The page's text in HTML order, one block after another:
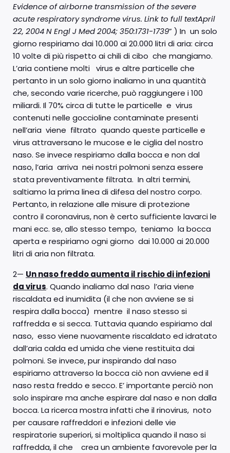
Evidence of airborne transmission of the severe
acute respiratory syndrome virus. Link to full textApril
22, 2004 N Engl J Med 2004; 350:1731-1739” ) In un solo
giorno respiriamo dai 10.000 ai 20.000 litri di aria: circa
10 volte di più rispetto ai chili di cibo che mangiamo.
L’aria contiene molti virus e altre particelle che
pertanto in un solo giorno inaliamo in una quantità
che, secondo varie ricerche, può raggiungere i 100
miliardi. Il 70% circa di tutte le particelle e virus
contenuti nelle goccioline contaminate presenti
nell’aria viene filtrato quando queste particelle e
virus attraversano le mucose e le ciglia del nostro
naso. Se invece respiriamo dalla bocca e non dal
naso, l’aria arriva nei nostri polmoni senza essere
stata preventivamente filtrata. In altri termini,
saltiamo la prima linea di difesa del nostro corpo.
Pertanto, in relazione alle misure di protezione
contro il coronavirus, non è certo sufficiente lavarci le
mani ecc. se, allo stesso tempo, teniamo la bocca
aperta e respiriamo ogni giorno dai 10.000 ai 20.000
litri di aria non filtrata.
2— Un naso freddo aumenta il rischio di infezioni
da virus. Quando inaliamo dal naso l’aria viene
riscaldata ed inumidita (il che non avviene se si
respira dalla bocca) mentre il naso stesso si
raffredda e si secca. Tuttavia quando espiriamo dal
naso, esso viene nuovamente riscaldato ed idratato
dall’aria calda ed umida che viene restituita dai
polmoni. Se invece, pur inspirando dal naso
espiriamo attraverso la bocca ciò non avviene ed il
naso resta freddo e secco. E’ importante perciò non
solo inspirare ma anche espirare dal naso e non dalla
bocca. La ricerca mostra infatti che il rinovirus, noto
per causare raffreddori e infezioni delle vie
respiratorie superiori, si moltiplica quando il naso si
raffredda, il che crea un ambiente favorevole per la